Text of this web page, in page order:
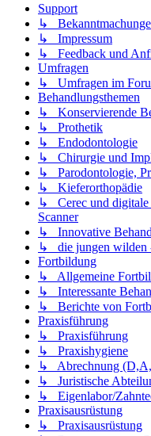
Support
↳
↳ Impressum
↳ Feedback und
Umfragen
↳ Umfragen im
Behandlungsthemen
↳ Konservierende
↳ Prothetik
↳ Endodontologie
↳ Chirurgie und
↳ Parodontologie,
↳ Kieferorthopädie
↳ Cerec und digitale
Scanner
↳ Innovative
↳ die jungen wilden
Fortbildung
↳ Allgemeine
↳ Interessante
↳ Berichte von
Praxisführung
↳ Praxisführung
↳ Praxishygiene
↳ Abrechnung
↳ Juristische
↳ Eigenlabor/
Praxisausrüstung
↳ Praxisausrüstung